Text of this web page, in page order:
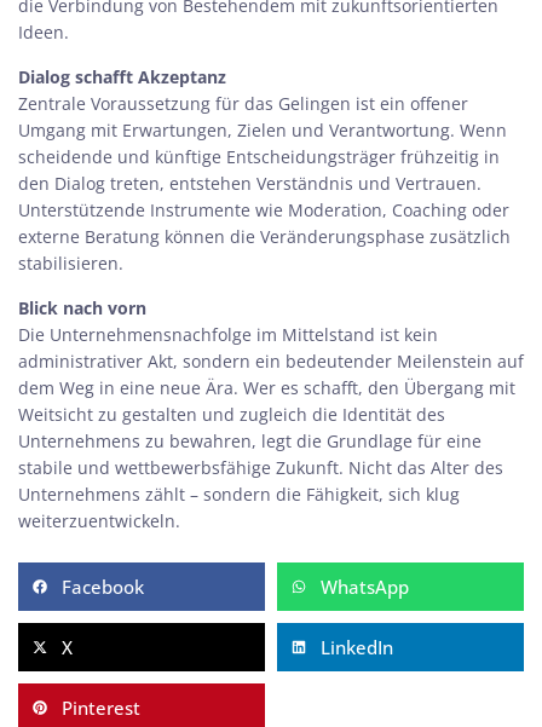
die Verbindung von Bestehendem mit zukunftsorientierten
Ideen.
Dialog schafft Akzeptanz
Zentrale Voraussetzung für das Gelingen ist ein offener
Umgang mit Erwartungen, Zielen und Verantwortung. Wenn
scheidende und künftige Entscheidungsträger frühzeitig in
den Dialog treten, entstehen Verständnis und Vertrauen.
Unterstützende Instrumente wie Moderation, Coaching oder
externe Beratung können die Veränderungsphase zusätzlich
stabilisieren.
Blick nach vorn
Die Unternehmensnachfolge im Mittelstand ist kein
administrativer Akt, sondern ein bedeutender Meilenstein auf
dem Weg in eine neue Ära. Wer es schafft, den Übergang mit
Weitsicht zu gestalten und zugleich die Identität des
Unternehmens zu bewahren, legt die Grundlage für eine
stabile und wettbewerbsfähige Zukunft. Nicht das Alter des
Unternehmens zählt – sondern die Fähigkeit, sich klug
weiterzuentwickeln.
Facebook WhatsApp
X LinkedIn
Pinterest